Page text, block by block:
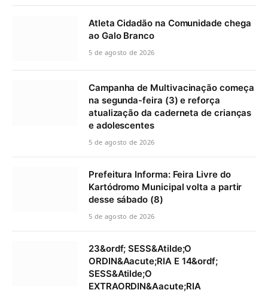
Atleta Cidadão na Comunidade chega
ao Galo Branco
5 de agosto de 2026
Campanha de Multivacinação começa
na segunda-feira (3) e reforça
atualização da caderneta de crianças
e adolescentes
5 de agosto de 2026
Prefeitura Informa: Feira Livre do
Kartódromo Municipal volta a partir
desse sábado (8)
5 de agosto de 2026
23&ordf; SESS&Atilde;O
ORDIN&Aacute;RIA E 14&ordf;
SESS&Atilde;O
EXTRAORDIN&Aacute;RIA